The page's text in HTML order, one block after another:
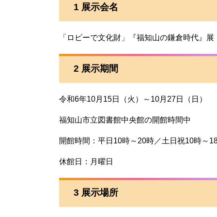
1 展示会名
「ロビーで文化財」『福知山の鎌倉時代』展
2 展示期間
令和6年10月15日（火）～10月27日（日）
福知山市立図書館中央館の開館時間中
開館時間：平日10時～20時／土日祝10時～
休館日：月曜日
3 展示場所